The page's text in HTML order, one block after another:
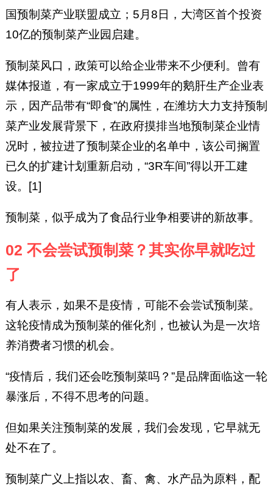
国预制菜产业联盟成立；5月8日，大湾区首个投资
10亿的预制菜产业园启建。
预制菜风口，政策可以给企业带来不少便利。曾有
媒体报道，有一家成立于1999年的鹅肝生产企业表
示，因产品带有“即食”的属性，在潍坊大力支持预制
菜产业发展背景下，在政府摸排当地预制菜企业情
况时，被拉进了预制菜企业的名单中，该公司搁置
已久的扩建计划重新启动，“3R车间”得以开工建
设。[1]
预制菜，似乎成为了食品行业争相要讲的新故事。
02 不会尝试预制菜？其实你早就吃过
了
有人表示，如果不是疫情，可能不会尝试预制菜。
这轮疫情成为预制菜的催化剂，也被认为是一次培
养消费者习惯的机会。
“疫情后，我们还会吃预制菜吗？”是品牌面临这一轮
暴涨后，不得不思考的问题。
但如果关注预制菜的发展，我们会发现，它早就无
处不在了。
预制菜广义上指以农、畜、禽、水产品为原料，配